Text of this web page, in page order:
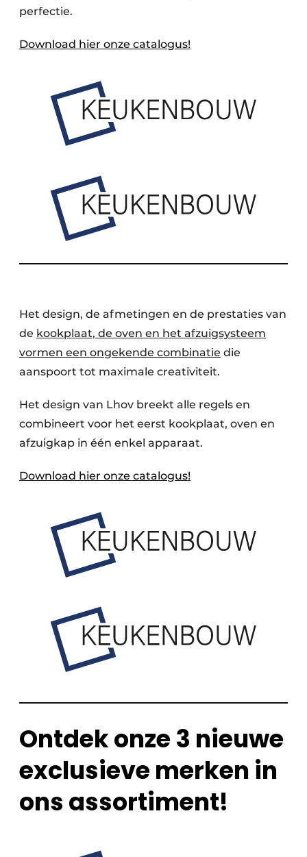
perfectie.
Download hier onze catalogus!
Het design, de afmetingen en de prestaties van
de kookplaat, de oven en het afzuigsysteem
vormen een ongekende combinatie die
aanspoort tot maximale creativiteit.
Het design van Lhov breekt alle regels en
combineert voor het eerst kookplaat, oven en
afzuigkap in één enkel apparaat.
Download hier onze catalogus!
Ontdek onze 3 nieuwe
exclusieve merken in
ons assortiment!